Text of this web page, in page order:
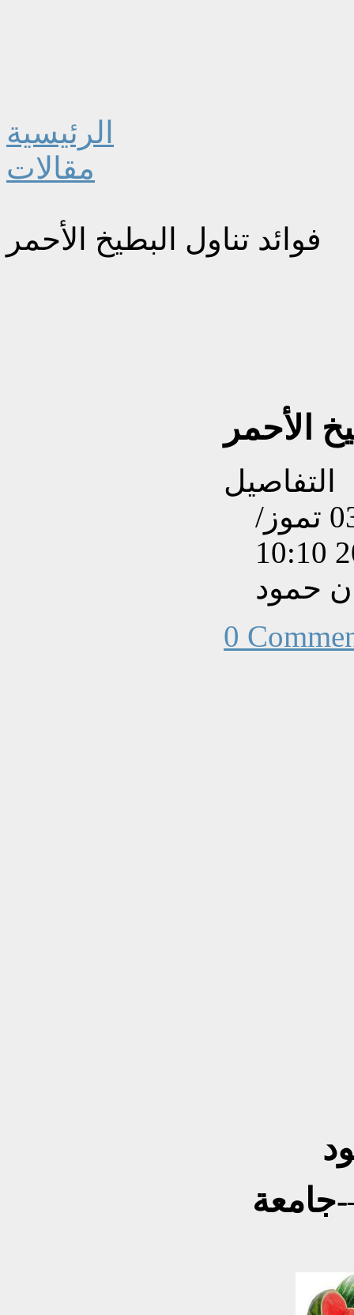
الرئيسية
مقالات
فوائد تناول البطيخ الأحمر
الأحمر
التفاصيل
تم إنشاءه بتاريخ الجمعة, 03 تموز/
حمود
0
جامعة